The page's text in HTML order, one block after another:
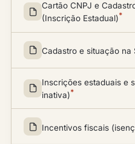
Cartão CNPJ e
(Inscrição Estadual)*
Cadastro e situação na
Inscrições estaduais e
inativa)*
Incentivos fiscais